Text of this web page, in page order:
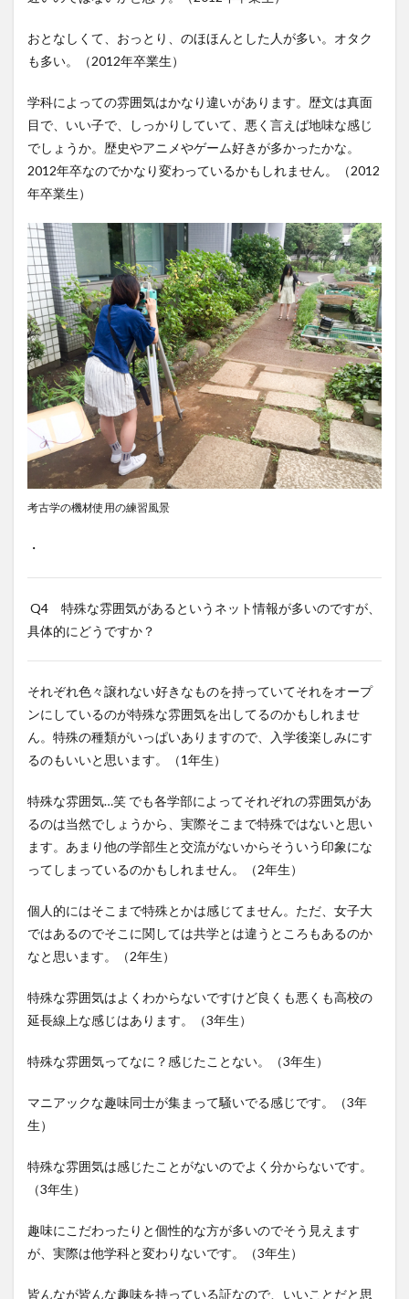
おとなしくて、おっとり、のほほんとした人が多い。オタク
も多い。（2012年卒業生）
学科によっての雰囲気はかなり違いがあります。歴文は真面
目で、いい子で、しっかりしていて、悪く言えば地味な感じ
でしょうか。歴史やアニメやゲーム好きが多かったかな。
2012年卒なのでかなり変わっているかもしれません。（2012
年卒業生）
考古学の機材使用の練習風景
・
Q4 特殊な雰囲気があるというネット情報が多いのですが、
具体的にどうですか？
それぞれ色々譲れない好きなものを持っていてそれをオープ
ンにしているのが特殊な雰囲気を出してるのかもしれませ
ん。特殊の種類がいっぱいありますので、入学後楽しみにす
るのもいいと思います。（1年生）
特殊な雰囲気…笑 でも各学部によってそれぞれの雰囲気があ
るのは当然でしょうから、実際そこまで特殊ではないと思い
ます。あまり他の学部生と交流がないからそういう印象にな
ってしまっているのかもしれません。（2年生）
個人的にはそこまで特殊とかは感じてません。ただ、女子大
ではあるのでそこに関しては共学とは違うところもあるのか
なと思います。（2年生）
特殊な雰囲気はよくわからないですけど良くも悪くも高校の
延長線上な感じはあります。（3年生）
特殊な雰囲気ってなに？感じたことない。（3年生）
マニアックな趣味同士が集まって騒いでる感じです。（3年
生）
特殊な雰囲気は感じたことがないのでよく分からないです。
（3年生）
趣味にこだわったりと個性的な方が多いのでそう見えます
が、実際は他学科と変わりないです。（3年生）
皆んなが皆んな趣味を持っている証なので、いいことだと思